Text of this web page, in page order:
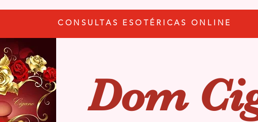
CONSULTAS ESOTÉRICAS ONLINE
Dom